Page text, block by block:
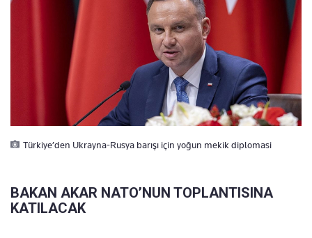
Türkiye’den Ukrayna-Rusya barışı için yoğun mekik diplomasi
BAKAN AKAR NATO’NUN TOPLANTISINA
KATILACAK